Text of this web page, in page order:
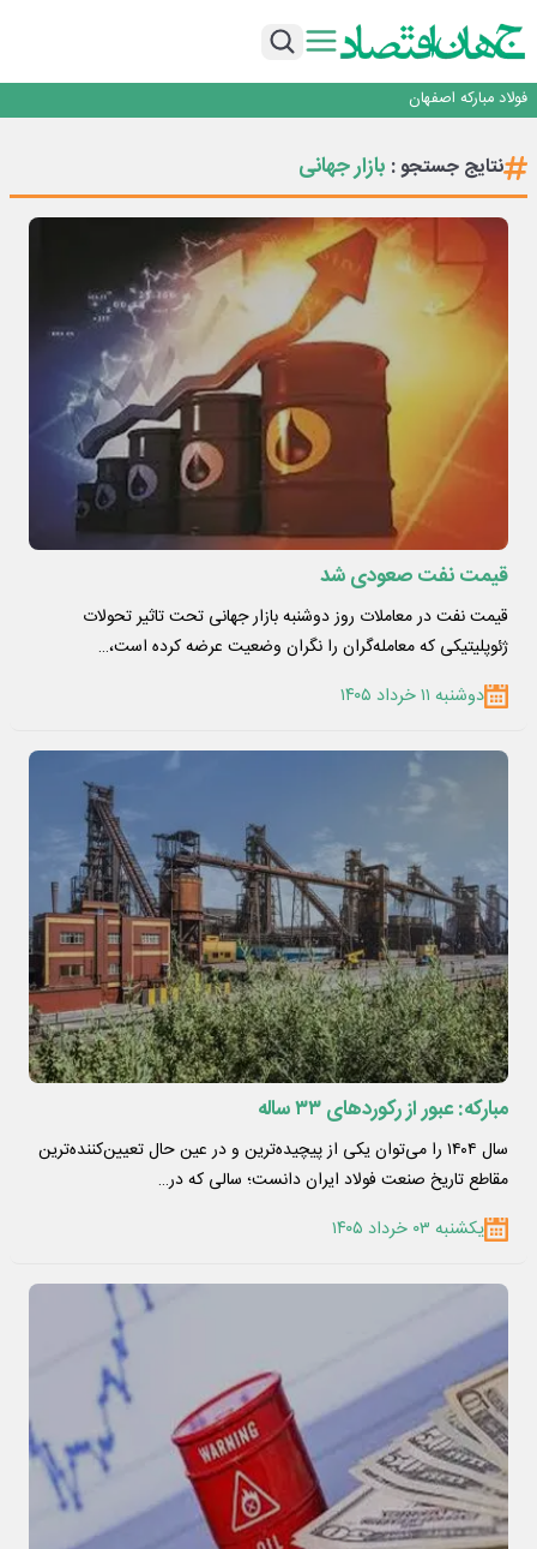
تداوم صعود مس در بازارهای جهانی؛ قیمت فلز سرخ از ۱۴هزار دلار در هر تن عبور کرد
فولاد مبارکه اصفهان
تجدیدپذیر با حضور استاندار اصفهان
گفتگو با کاوه معلمی، مدیر حسابداری مدیریت فولادسنگان
تداوم صعود مس در بازارهای جهانی؛ قیمت فلز سرخ از ۱۴هزار دلار در هر تن عبور کرد
نتایج جستجو : بازار جهانی
قیمت نفت صعودی شد
قیمت نفت در معاملات روز دوشنبه بازار جهانی تحت تاثیر تحولات
ژئوپلیتیکی که معامله‌گران را نگران وضعیت عرضه کرده است،…
دوشنبه ۱۱ خرداد ۱۴۰۵
مبارکه: عبور از رکوردهای ۳۳ ساله
سال ۱۴۰۴ را می‌توان یکی از پیچیده‌ترین و در عین حال تعیین‌کننده‌ترین
مقاطع تاریخ صنعت فولاد ایران دانست؛ سالی که در…
یکشنبه ۰۳ خرداد ۱۴۰۵